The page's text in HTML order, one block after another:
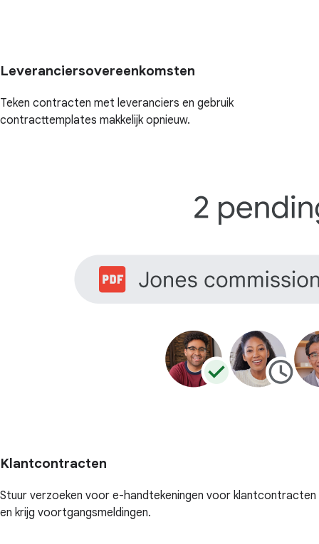
Leveranciersovereenkomsten
Teken contracten met leveranciers en gebruik
contracttemplates makkelijk opnieuw.
Klantcontracten
Stuur verzoeken voor e-handtekeningen voor klantcontracten
en krijg voortgangsmeldingen.